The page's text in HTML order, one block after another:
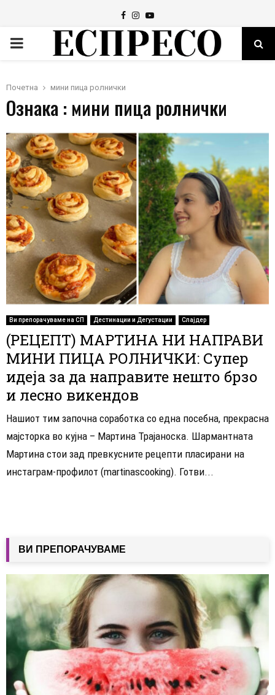
Facebook
Instagram
Youtube
PRIMARY
Почетна мини пица ролнички
Ознака : мини пица ролнички
Ви препорачуваме на СП Дестинации и Дегустации Слајдер
(РЕЦЕПТ) МАРТИНА НИ НАПРАВИ
МИНИ ПИЦА РОЛНИЧКИ: Супер
идеја за да направите нешто брзо
и лесно викендов
Нашиот тим започна соработка со една посебна, прекрасна
мајсторка во кујна – Мартина Трајаноска. Шармантната
Мартина стои зад превкусните рецепти пласирани на
инстаграм-профилот (martinascooking). Готви...
ВИ ПРЕПОРАЧУВАМЕ